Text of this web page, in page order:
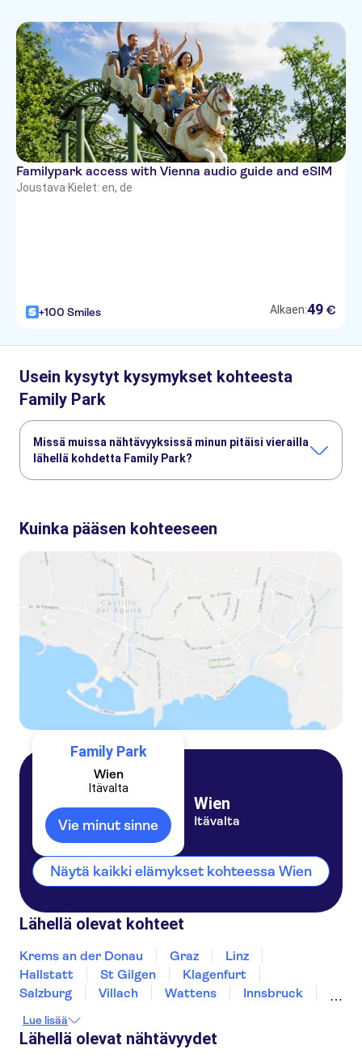
Familypark access with Vienna audio guide and eSIM
Joustava·Kielet: en, de
+100 Smiles Alkaen:49 €
Usein kysytyt kysymykset kohteesta
Family Park
Missä muissa nähtävyyksissä minun pitäisi vierailla
lähellä kohdetta Family Park?
Prater-puisto Wienissä
Belvederen palatsi
Kuinka pääsen kohteeseen
Family Park
Wien
Itävalta
Vie minut sinne
Wien
Itävalta
Näytä kaikki elämykset kohteessa Wien
Lähellä olevat kohteet
Krems an der Donau Graz
Linz
Hallstatt
St Gilgen
Klagenfurt
Salzburg
Villach Wattens
Innsbruck
Lue lisää
Lähellä olevat nähtävyydet